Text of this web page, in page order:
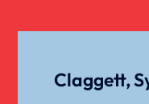
Claggett,